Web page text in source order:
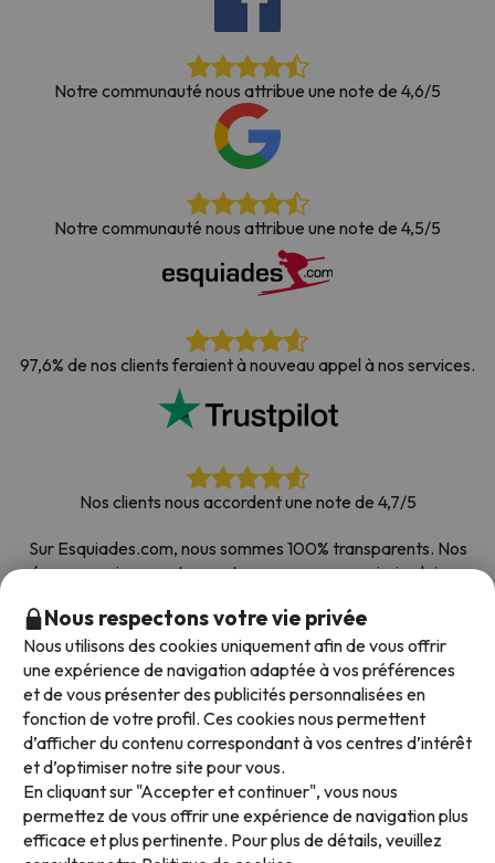
Notre communauté nous attribue une note de 4,6/5
Notre communauté nous attribue une note de 4,5/5
97,6% de nos clients feraient à nouveau appel à nos services.
Nos clients nous accordent une note de 4,7/5
Sur Esquiades.com, nous sommes 100% transparents. Nos
réseaux sociaux sont ouverts pour que vous puissiez laisser
sur le web proviennent de vrais clients.
Comptez sur nous|Plus de 700 000 personnes ont
réservé leur séjour au ski avec Esquiades.com
Modes de paiement disponibles
Nous respectons votre vie privée
Nous utilisons des cookies uniquement afin de vous offrir
une expérience de navigation adaptée à vos préférences
et de vous présenter des publicités personnalisées en
fonction de votre profil. Ces cookies nous permettent
d’afficher du contenu correspondant à vos centres d’intérêt
et d’optimiser notre site pour vous.
En cliquant sur "Accepter et continuer", vous nous
permettez de vous offrir une expérience de navigation plus
efficace et plus pertinente. Pour plus de détails, veuillez